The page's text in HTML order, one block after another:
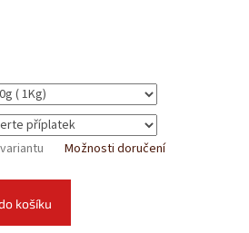
Možnosti doručení
košíku